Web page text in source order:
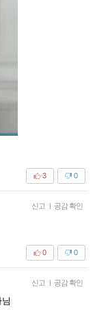
0
3
신고 | 공감 확인
0
0
신고 | 공감 확인